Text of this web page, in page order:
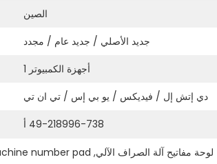
الصين
جديد الأصلي / جديد عام / مجدد
أجهزة الكمبيوتر 1
دي إتش إل / فيديكس / يو بي إس / تي ان تي
49-218996-738 أ
لوحة مفاتيح آلة الصراف الآلي,
number pad